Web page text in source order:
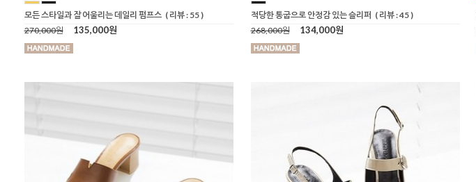
모든 스타일과 잘 어울리는 데일리 펌프스 ( 리뷰 : 55 )
270,000원
135,000원
적당한 통굽으로 안정감 있는 슬리퍼 ( 리뷰 : 45 )
268,000원
134,000원